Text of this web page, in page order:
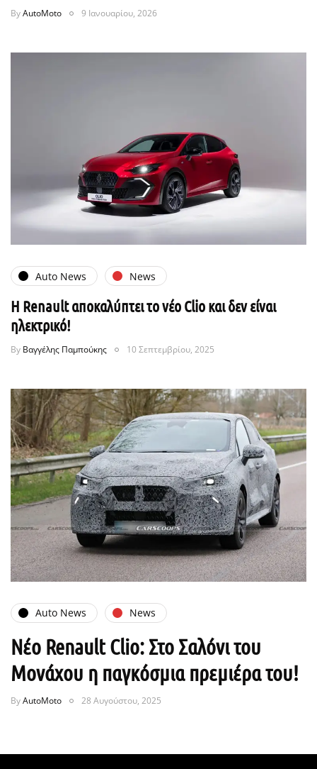
ByAutoMoto 9 Ιανουαρίου, 2026
Auto News News
Η Renault αποκαλύπτει το νέο Clio και δεν είναι
ηλεκτρικό!
By Βαγγέλης Παμπούκης 10 Σεπτεμβρίου, 2025
Auto News News
Νέο Renault Clio: Στο Σαλόνι του
Μονάχου η παγκόσμια πρεμιέρα του!
ByAutoMoto 28 Αυγούστου, 2025